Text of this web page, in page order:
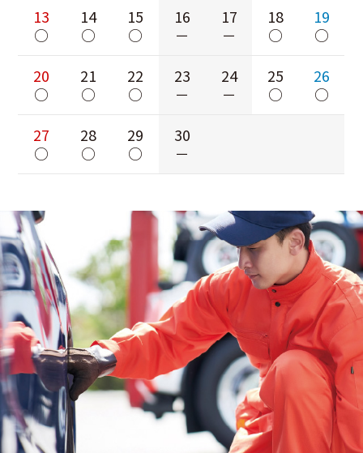
13
○
14
○
15
○
16
－
17
－
18
○
19
○
20
○
21
○
22
○
23
－
24
－
25
○
26
○
27
○
28
○
29
○
30
－